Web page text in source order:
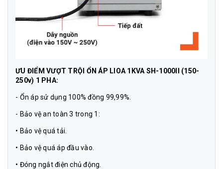
ƯU ĐIỂM VƯỢT TRỘI ỔN ÁP LIOA 1KVA SH-1000II (150-
250v) 1 PHA:
- Ổn áp sử dụng 100% đồng 99,99%.
- Bảo vệ an toàn 3 trong 1:
• Bảo vệ quá tải.
• Bảo vệ quá áp đầu vào.
• Đóng ngắt điện chủ động.